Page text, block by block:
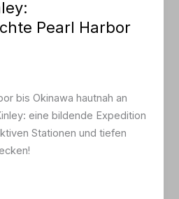
Pearl Harbor
bis Okinawa hautnah an
eine bildende Expedition
Stationen und tiefen